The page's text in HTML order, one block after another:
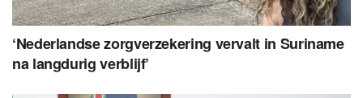
‘Nederlandse zorgverzekering vervalt in Suriname
na langdurig verblijf’